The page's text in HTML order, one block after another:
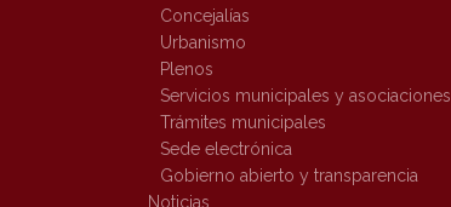
Concejalías
Urbanismo
Plenos
Servicios municipales y asociaciones
Trámites municipales
Sede electrónica
Gobierno abierto y transparencia
Noticias